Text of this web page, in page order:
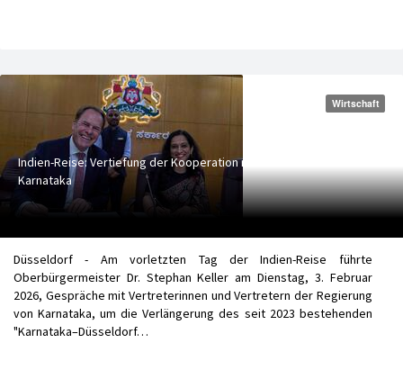
Wirtschaft
Indien-Reise: Vertiefung der Kooperation mit
Karnataka
Düsseldorf - Am vorletzten Tag der Indien-Reise führte
Oberbürgermeister Dr. Stephan Keller am Dienstag, 3. Februar
2026, Gespräche mit Vertreterinnen und Vertretern der Regierung
von Karnataka, um die Verlängerung des seit 2023 bestehenden
"Karnataka–Düsseldorf…